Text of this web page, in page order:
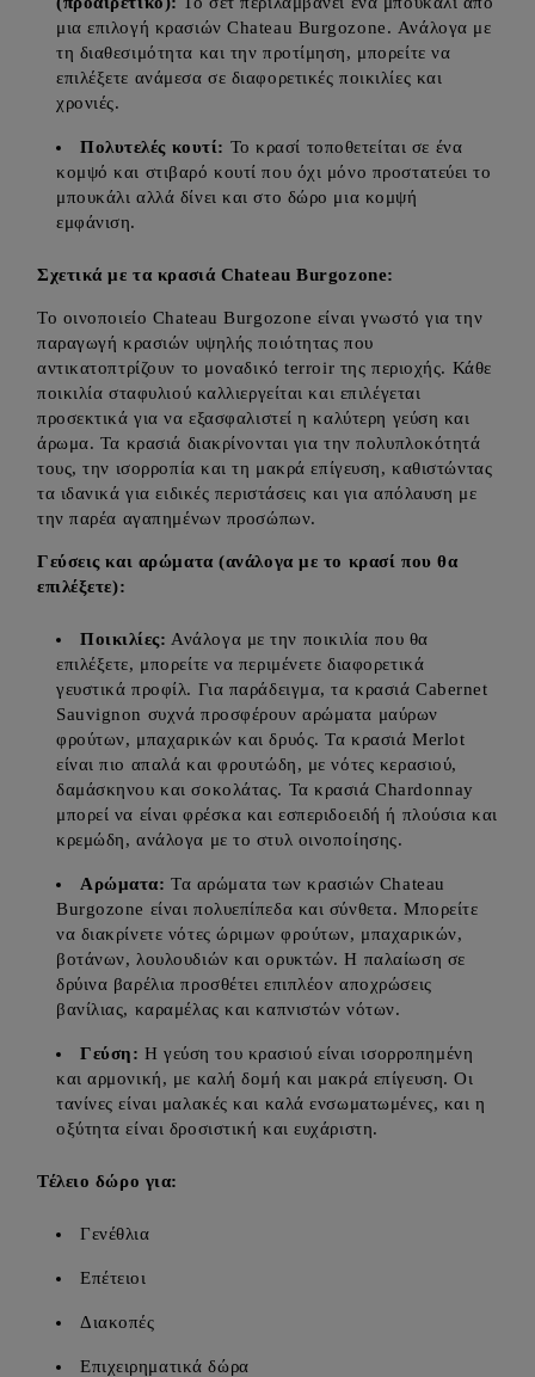
μια επιλογή κρασιών Chateau Burgozone. Ανάλογα με
τη διαθεσιμότητα και την προτίμηση, μπορείτε να
επιλέξετε ανάμεσα σε διαφορετικές ποικιλίες και
χρονιές.
Πολυτελές κουτί: Το κρασί τοποθετείται σε ένα
κομψό και στιβαρό κουτί που όχι μόνο προστατεύει το
μπουκάλι αλλά δίνει και στο δώρο μια κομψή
εμφάνιση.
Σχετικά με τα κρασιά Chateau Burgozone:
Το οινοποιείο Chateau Burgozone είναι γνωστό για την
παραγωγή κρασιών υψηλής ποιότητας που
αντικατοπτρίζουν το μοναδικό terroir της περιοχής. Κάθε
ποικιλία σταφυλιού καλλιεργείται και επιλέγεται
προσεκτικά για να εξασφαλιστεί η καλύτερη γεύση και
άρωμα. Τα κρασιά διακρίνονται για την πολυπλοκότητά
τους, την ισορροπία και τη μακρά επίγευση, καθιστώντας
τα ιδανικά για ειδικές περιστάσεις και για απόλαυση με
την παρέα αγαπημένων προσώπων.
Γεύσεις και αρώματα (ανάλογα με το κρασί που θα
επιλέξετε):
Ποικιλίες: Ανάλογα με την ποικιλία που θα
επιλέξετε, μπορείτε να περιμένετε διαφορετικά
γευστικά προφίλ. Για παράδειγμα, τα κρασιά Cabernet
Sauvignon συχνά προσφέρουν αρώματα μαύρων
φρούτων, μπαχαρικών και δρυός. Τα κρασιά Merlot
είναι πιο απαλά και φρουτώδη, με νότες κερασιού,
δαμάσκηνου και σοκολάτας. Τα κρασιά Chardonnay
μπορεί να είναι φρέσκα και εσπεριδοειδή ή πλούσια και
κρεμώδη, ανάλογα με το στυλ οινοποίησης.
Αρώματα: Τα αρώματα των κρασιών Chateau
Burgozone είναι πολυεπίπεδα και σύνθετα. Μπορείτε
να διακρίνετε νότες ώριμων φρούτων, μπαχαρικών,
βοτάνων, λουλουδιών και ορυκτών. Η παλαίωση σε
δρύινα βαρέλια προσθέτει επιπλέον αποχρώσεις
βανίλιας, καραμέλας και καπνιστών νότων.
Γεύση: Η γεύση του κρασιού είναι ισορροπημένη
και αρμονική, με καλή δομή και μακρά επίγευση. Οι
τανίνες είναι μαλακές και καλά ενσωματωμένες, και η
οξύτητα είναι δροσιστική και ευχάριστη.
Τέλειο δώρο για:
Γενέθλια
Επέτειοι
Διακοπές
Επιχειρηματικά δώρα